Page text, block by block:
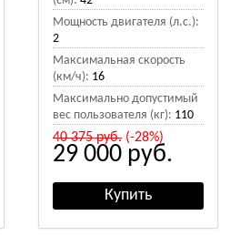
Мощность двигателя (л.с.):
2
Максимальная скорость
(км/ч): 16
Максимально допустимый
вес пользователя (кг): 110
40 375руб.(-28%)
29 000 руб.